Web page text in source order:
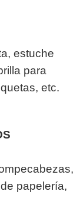
estuche
para
etc.
papelería,